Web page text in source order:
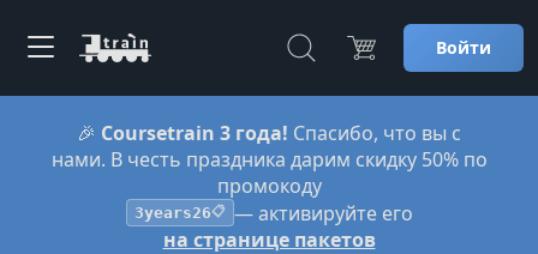
Войти
🎉 Coursetrain 3 года! Спасибо, что вы с
нами. В честь праздника дарим скидку 50% по
промокоду
3years26📋 — активируйте его
на странице пакетов